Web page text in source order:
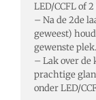
LED/CCFL of
– Na de 2de
geweest)
gewenste
– Lak over de
prachtige
onder LED/